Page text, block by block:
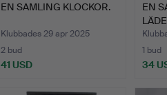
EN SAMLING KLOCKOR.
Klubbades 29 apr 2025
2 bud
41 USD
EN
1 bud
34